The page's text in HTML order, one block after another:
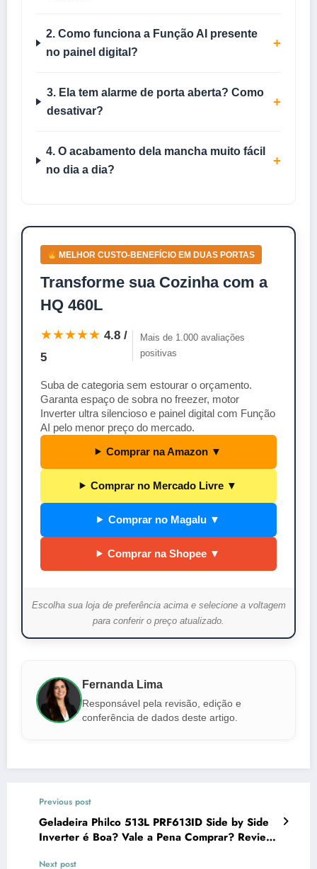
2. Como funciona a Função AI presente
no painel digital?
+
3. Ela tem alarme de porta aberta? Como
desativar?
+
4. O acabamento dela mancha muito fácil
no dia a dia?
+
MELHOR CUSTO-BENEFÍCIO EM DUAS PORTAS
Transforme sua Cozinha com a
HQ 460L
★★★★★ 4.8 /
5
Mais de 1.000 avaliações
positivas
Suba de categoria sem estourar o orçamento.
Garanta espaço de sobra no freezer, motor
Inverter ultra silencioso e painel digital com Função
AI pelo menor preço do mercado.
Comprar na Amazon ▼
Comprar no Mercado Livre ▼
Comprar no Magalu ▼
Comprar na Shopee ▼
Escolha sua loja de preferência acima e selecione a voltagem
para conferir o preço atualizado.
Fernanda Lima
Responsável pela revisão, edição e
conferência de dados deste artigo.
Previous post
Geladeira Philco 513L PRF613ID Side by Side
Inverter é Boa? Vale a Pena Comprar? Review
Next post